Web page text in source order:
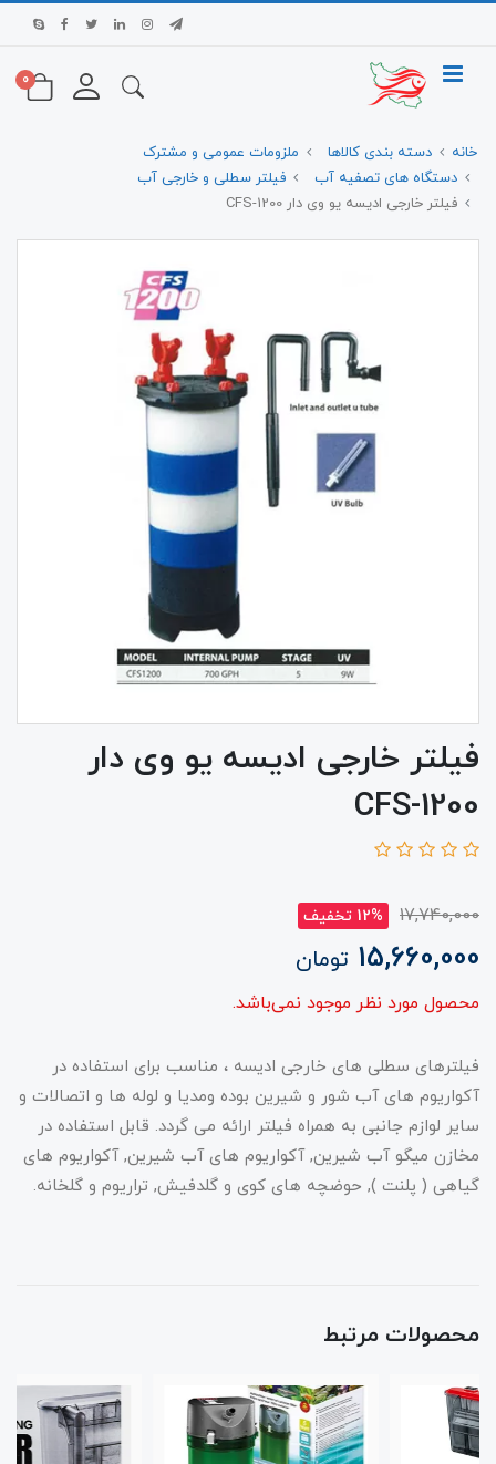
0
خانه دسته بندی کالاها
ملزومات عمومی و مشترک
دستگاه های تصفیه آب
فیلتر سطلی و خارجی آب
فیلتر خارجی ادیسه یو وی دار CFS-1200
فیلتر خارجی ادیسه یو وی دار
CFS-1200
17,740,000 12% تخفیف
15,660,000 تومان
محصول مورد نظر موجود نمی‌باشد.
فیلترهای سطلی های خارجی ادیسه ، مناسب برای استفاده در
آکواریوم های آب شور و شیرین بوده ومدیا و لوله ها و اتصالات و
سایر لوازم جانبی به همراه فیلتر ارائه می گردد. قابل استفاده در
مخازن میگو آب شیرین, آکواریوم های آب شیرین, آکواریوم های
گیاهی ( پلنت ), حوضچه های کوی و گلدفیش, تراریوم و گلخانه.
محصولات مرتبط